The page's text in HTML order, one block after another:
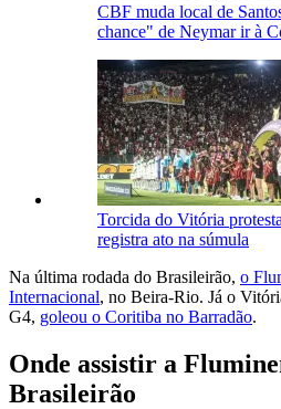
CBF muda local de
chance" de Neymar ir à
Torcida do Vitória
registra ato na súmula
Na última rodada do Brasileirão, o
Internacional, no Beira-Rio. Já o
G4, goleou o Coritiba no Barradão.
Onde assistir a
Brasileirão